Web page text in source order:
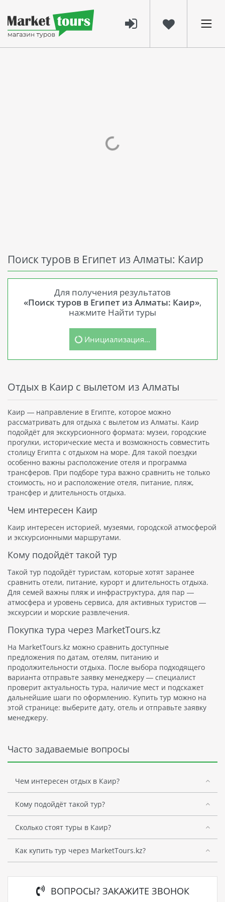
Поиск туров в Египет из Алматы: Каир
Для получения результатов
«Поиск туров в Египет из Алматы: Каир»,
нажмите Найти туры
Инициализация...
Отдых в Каир с вылетом из Алматы
Каир — направление в Египте, которое можно
рассматривать для отдыха с вылетом из Алматы. Каир
подойдёт для экскурсионного формата: музеи, городские
прогулки, исторические места и возможность совместить
столицу Египта с отдыхом на море. Для такой поездки
особенно важны расположение отеля и программа
трансферов. При подборе тура важно сравнить не только
стоимость, но и расположение отеля, питание, пляж,
трансфер и длительность отдыха.
Чем интересен Каир
Каир интересен историей, музеями, городской атмосферой
и экскурсионными маршрутами.
Кому подойдёт такой тур
Такой тур подойдёт туристам, которые хотят заранее
сравнить отели, питание, курорт и длительность отдыха.
Для семей важны пляж и инфраструктура, для пар —
атмосфера и уровень сервиса, для активных туристов —
экскурсии и морские развлечения.
Покупка тура через MarketTours.kz
На MarketTours.kz можно сравнить доступные
предложения по датам, отелям, питанию и
продолжительности отдыха. После выбора подходящего
варианта отправьте заявку менеджеру — специалист
проверит актуальность тура, наличие мест и подскажет
дальнейшие шаги по оформлению. Купить тур можно на
этой странице: выберите дату, отель и отправьте заявку
менеджеру.
Часто задаваемые вопросы
Чем интересен отдых в Каир?
Кому подойдёт такой тур?
Сколько стоят туры в Каир?
Как купить тур через MarketTours.kz?
ВОПРОСЫ? ЗАКАЖИТЕ ЗВОНОК